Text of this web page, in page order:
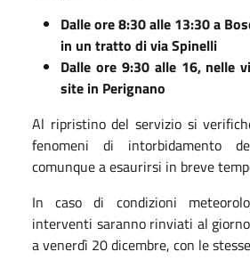
Dalle ore 8:30 alle 13:30a
in un tratto di via Spinelli
Dalle ore 9:30 alle 16, nelle
site in Perignano
Al ripristino del servizio si
fenomeni di intorbidamento
comunque a esaurirsi in breve
In caso di condizioni
interventi saranno rinviati al
a venerdì 20 dicembre, con le